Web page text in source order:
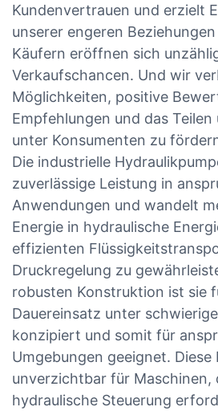
Kundenvertrauen und erzielt
unserer engeren
Käufern eröffnen sich
Verkaufschancen. Und wir
Möglichkeiten, positive
Empfehlungen und das
unter Konsumenten zu
Die industrielle
zuverlässige Leistung in
Anwendungen und wandelt
Energie in hydraulische
effizienten
Druckregelung zu
robusten Konstruktion ist sie
Dauereinsatz unter
konzipiert und somit für
Umgebungen geeignet. Diese
unverzichtbar für Maschinen,
hydraulische Steuerung